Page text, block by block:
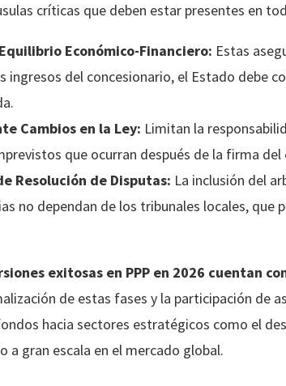
críticas que deben estar presentes en
Económico-Financiero: Estas
ingresos del concesionario, el Estado debe
Cambios en la Ley: Limitan la
que ocurran después de la firma
Resolución de Disputas: La inclusión del
no dependan de los tribunales locales, que
exitosas en PPP en 2026 cuentan
de estas fases y la participación de
hacia sectores estratégicos como el
a gran escala en el mercado global.